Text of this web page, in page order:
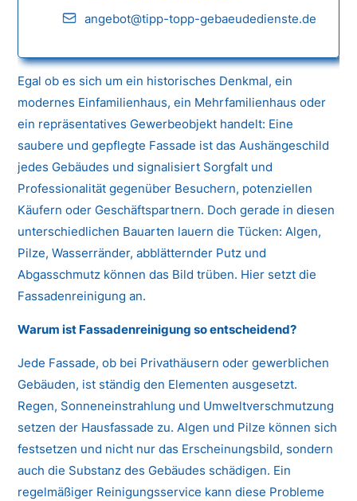
angebot@tipp-topp-gebaeudedienste.de
Egal ob es sich um ein historisches Denkmal, ein
modernes Einfamilienhaus, ein Mehrfamilienhaus oder
ein repräsentatives Gewerbeobjekt handelt: Eine
saubere und gepflegte Fassade ist das Aushängeschild
jedes Gebäudes und signalisiert Sorgfalt und
Professionalität gegenüber Besuchern, potenziellen
Käufern oder Geschäftspartnern. Doch gerade in diesen
unterschiedlichen Bauarten lauern die Tücken: Algen,
Pilze, Wasserränder, abblätternder Putz und
Abgasschmutz können das Bild trüben. Hier setzt die
Fassadenreinigung an.
Warum ist Fassadenreinigung so entscheidend?
Jede Fassade, ob bei Privathäusern oder gewerblichen
Gebäuden, ist ständig den Elementen ausgesetzt.
Regen, Sonneneinstrahlung und Umweltverschmutzung
setzen der Hausfassade zu. Algen und Pilze können sich
festsetzen und nicht nur das Erscheinungsbild, sondern
auch die Substanz des Gebäudes schädigen. Ein
regelmäßiger Reinigungsservice kann diese Probleme